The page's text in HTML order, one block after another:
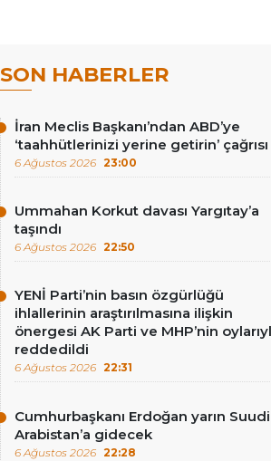
SON HABERLER
İran Meclis Başkanı’ndan ABD’ye
‘taahhütlerinizi yerine getirin’ çağrısı
6 Ağustos 2026 23:00
Ummahan Korkut davası Yargıtay’a
taşındı
6 Ağustos 2026 22:50
YENİ Parti’nin basın özgürlüğü
ihlallerinin araştırılmasına ilişkin
önergesi AK Parti ve MHP’nin
reddedildi
6 Ağustos 2026 22:31
Cumhurbaşkanı Erdoğan yarın Suudi
Arabistan’a gidecek
6 Ağustos 2026 22:28